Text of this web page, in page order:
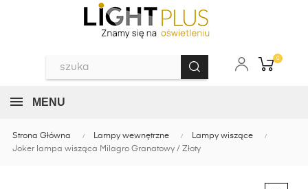
0
MENU
Strona Główna Lampy wewnętrzne
Lampy wiszące
Joker lampa wisząca Milagro Granatowy / Złoty